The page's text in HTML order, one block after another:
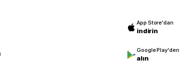
App Store'dan
indirin
Google Play'den
alın